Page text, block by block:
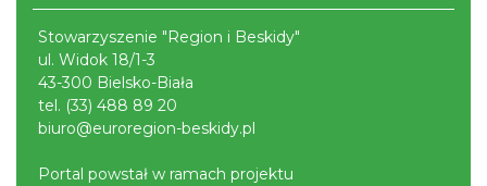
Stowarzyszenie "Region i Beskidy"
ul. Widok 18/1-3
43-300 Bielsko-Biała
tel. (33) 488 89 20
biuro@euroregion-beskidy.pl
Portal powstał w ramach projektu